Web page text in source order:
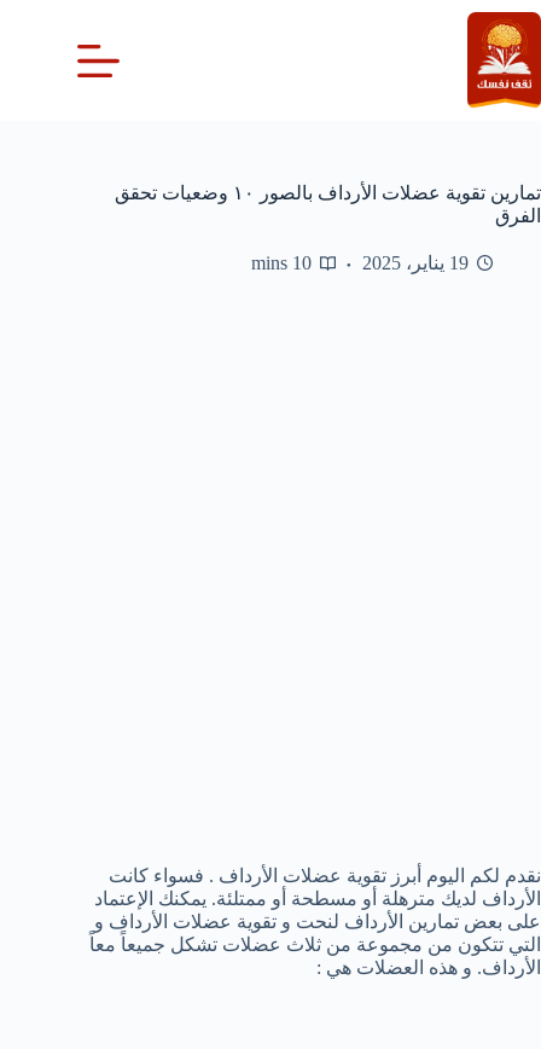
التجاوز
إلى
المحتوى
تمارين تقوية عضلات الأرداف بالصور ١٠ وضعيات تحقق
الفرق
19 يناير، 2025 10 mins
نقدم لكم اليوم أبرز تقوية عضلات الأرداف . فسواء كانت
الأرداف لديك مترهلة أو مسطحة أو ممتلئة. يمكنك الإعتماد
على بعض تمارين الأرداف لنحت و تقوية عضلات الأرداف و
التي تتكون من مجموعة من ثلاث عضلات تشكل جميعاً معاً
الأرداف. و هذه العضلات هي :